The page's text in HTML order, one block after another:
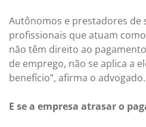
Autônomos e prestadores de
profissionais que atuam
não têm direito ao
de emprego, não se aplica a
benefício”, afirma o advogado.
E se a empresa atrasar o